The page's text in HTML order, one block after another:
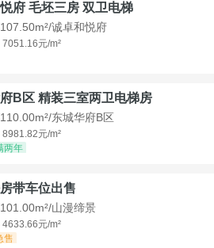
府 毛坯三房 双卫电梯
诚卓和悦府
7051.16元/m²
B区 精装三室两卫电梯房
东城华府B区
8981.82元/m²
两年
带车位出售
山漫缔景
4633.66元/m²
售